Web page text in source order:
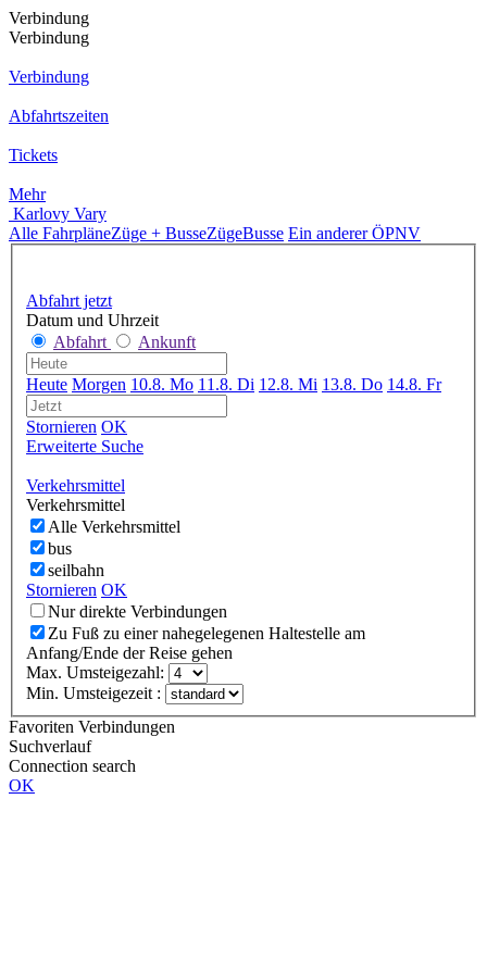
Verbindung
Verbindung
Verbindung
Abfahrtszeiten
Tickets
Mehr
Karlovy Vary
Alle FahrpläneZüge + BusseZügeBusse Ein anderer ÖPNV
Abfahrt jetzt
Datum und Uhrzeit
Abfahrt
Ankunft
Heute Morgen 10.8. Mo 11.8. Di 12.8. Mi 13.8. Do 14.8. Fr
Stornieren OK
Erweiterte Suche
Verkehrsmittel
Verkehrsmittel
Alle Verkehrsmittel
bus
seilbahn
Stornieren OK
Nur direkte Verbindungen
Zu Fuß zu einer nahegelegenen Haltestelle am
Anfang/Ende der Reise gehen
Max. Umsteigezahl:
Min. Umsteigezeit :
Favoriten Verbindungen
Suchverlauf
Connection search
OK